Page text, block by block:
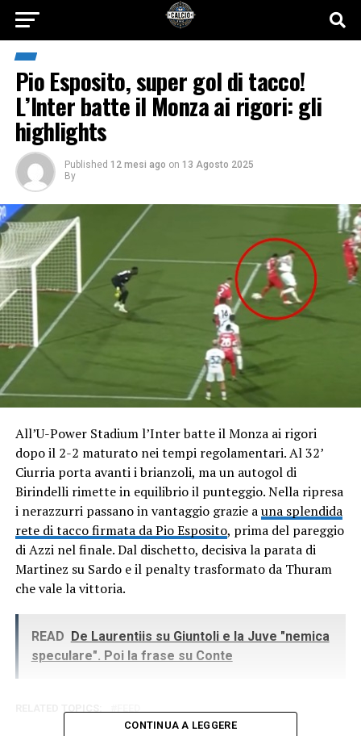
Pio Esposito, super gol di tacco!
L’Inter batte il Monza ai rigori: gli
highlights
Published 12 mesi ago on 13 Agosto 2025
By
All’U-Power Stadium l’Inter batte il Monza ai rigori
dopo il 2-2 maturato nei tempi regolamentari. Al 32’
Ciurria porta avanti i brianzoli, ma un autogol di
Birindelli rimette in equilibrio il punteggio. Nella ripresa
i nerazzurri passano in vantaggio grazie auna splendida
rete di tacco firmata da Pio Esposito, prima del pareggio
di Azzi nel finale. Dal dischetto, decisiva la parata di
Martinez su Sardo e il penalty trasformato da Thuram
che vale la vittoria.
READ De Laurentiis su Giuntoli e la Juve "nemica
speculare". Poi la frase su Conte
CONTINUA A LEGGERE